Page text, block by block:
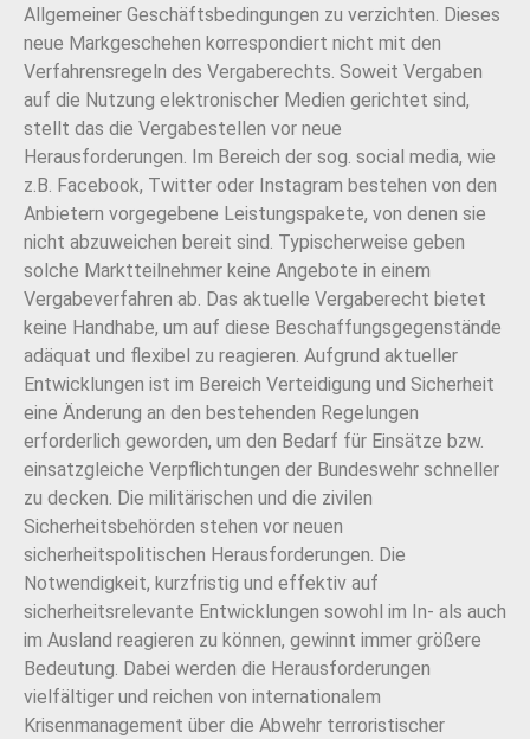
Allgemeiner Geschäftsbedingungen zu verzichten. Dieses
neue Markgeschehen korrespondiert nicht mit den
Verfahrensregeln des Vergaberechts. Soweit Vergaben
auf die Nutzung elektronischer Medien gerichtet sind,
stellt das die Vergabestellen vor neue
Herausforderungen. Im Bereich der sog. social media, wie
z.B. Facebook, Twitter oder Instagram bestehen von den
Anbietern vorgegebene Leistungspakete, von denen sie
nicht abzuweichen bereit sind. Typischerweise geben
solche Marktteilnehmer keine Angebote in einem
Vergabeverfahren ab. Das aktuelle Vergaberecht bietet
keine Handhabe, um auf diese Beschaffungsgegenstände
adäquat und flexibel zu reagieren. Aufgrund aktueller
Entwicklungen ist im Bereich Verteidigung und Sicherheit
eine Änderung an den bestehenden Regelungen
erforderlich geworden, um den Bedarf für Einsätze bzw.
einsatzgleiche Verpflichtungen der Bundeswehr schneller
zu decken. Die militärischen und die zivilen
Sicherheitsbehörden stehen vor neuen
sicherheitspolitischen Herausforderungen. Die
Notwendigkeit, kurzfristig und effektiv auf
sicherheitsrelevante Entwicklungen sowohl im In- als auch
im Ausland reagieren zu können, gewinnt immer größere
Bedeutung. Dabei werden die Herausforderungen
vielfältiger und reichen von internationalem
Krisenmanagement über die Abwehr terroristischer